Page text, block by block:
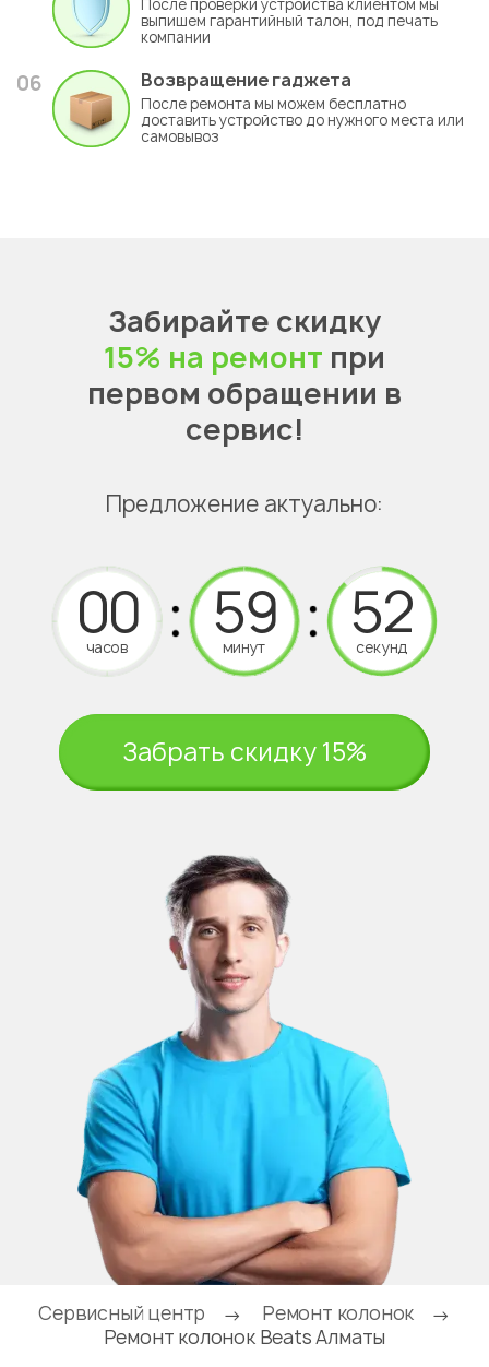
После проверки устройства клиентом мы
выпишем гарантийный талон, под печать
компании
06 Возвращение гаджета
После ремонта мы можем бесплатно
доставить устройство до нужного места или
самовывоз
Забирайте скидку
15% на ремонт при
первом обращении в
сервис!
Предложение актуально:
часов минут секунд
Забрать скидку 15%
Сервисный центр → Ремонт колонок
→
Ремонт колонок Beats Алматы